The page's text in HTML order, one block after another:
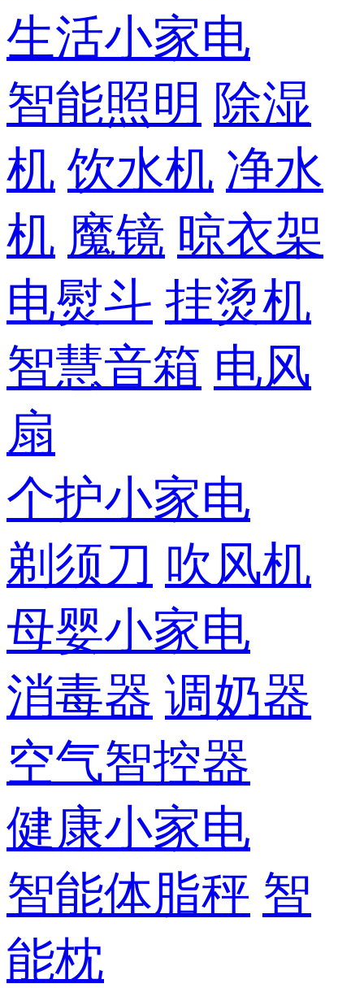
生活小家电
智能照明 除湿
机 饮水机 净水
机 魔镜 晾衣架
电熨斗 挂烫机
智慧音箱 电风
扇
个护小家电
剃须刀 吹风机
母婴小家电
消毒器 调奶器
空气智控器
健康小家电
智能体脂秤 智
能枕